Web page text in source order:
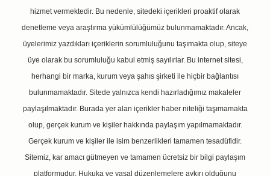
hizmet vermektedir. Bu nedenle, sitedeki içerikleri proaktif olarak
denetleme veya araştırma yükümlülüğümüz bulunmamaktadır. Ancak,
üyelerimiz yazdıkları içeriklerin sorumluluğunu taşımakta olup, siteye
üye olarak bu sorumluluğu kabul etmiş sayılırlar. Bu internet sitesi,
herhangi bir marka, kurum veya şahıs şirketi ile hiçbir bağlantısı
bulunmamaktadır. Sitede yalnızca kendi hazırladığımız makaleler
paylaşılmaktadır. Burada yer alan içerikler haber niteliği taşımamakta
olup, gerçek kurum ve kişiler hakkında paylaşım yapılmamaktadır.
Gerçek kurum ve kişiler ile isim benzerlikleri tamamen tesadüfidir.
Sitemiz, kar amacı gütmeyen ve tamamen ücretsiz bir bilgi paylaşım
platformudur. Hukuka ve yasal düzenlemelere aykırı olduğunu